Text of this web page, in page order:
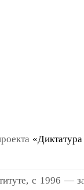
с 1996 —